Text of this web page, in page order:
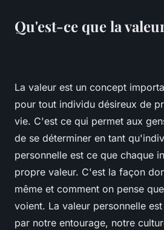
Qu'est-ce que la
La valeur est un concept
pour tout individu désireux de
vie. C'est ce qui permet aux
de se déterminer en tant
personnelle est ce que chaque
propre valeur. C'est la façon
même et comment on pense
voient. La valeur personnelle
par notre entourage, notre